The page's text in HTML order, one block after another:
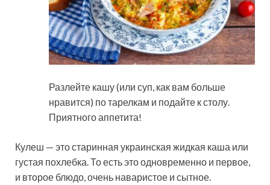
Разлейте кашу (или суп, как вам больше
нравится) по тарелкам и подайте к столу.
Приятного аппетита!
Кулеш — это старинная украинская жидкая каша или
густая похлебка. То есть это одновременно и первое,
и второе блюдо, очень наваристое и сытное.